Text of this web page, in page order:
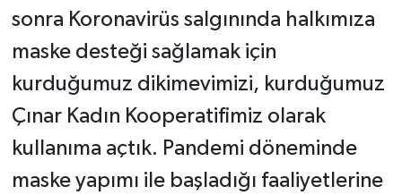
sonra Koronavirüs salgınında halkımıza
maske desteği sağlamak için
kurduğumuz dikimevimizi, kurduğumuz
Çınar Kadın Kooperatifimiz olarak
kullanıma açtık. Pandemi döneminde
maske yapımı ile başladığı faaliyetlerine